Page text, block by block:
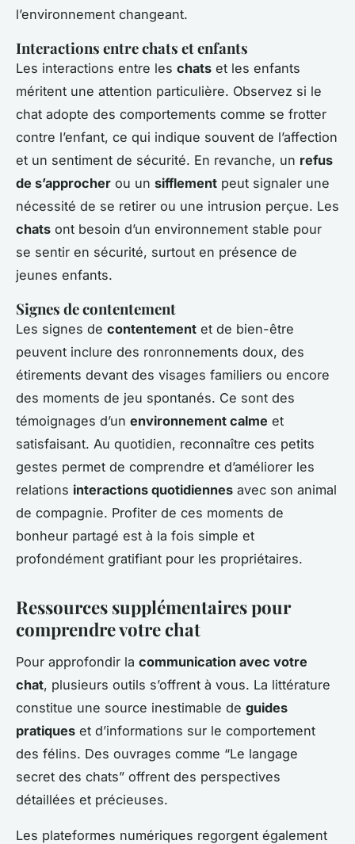
l’environnement changeant.
Interactions entre chats et enfants
Les interactions entre les chats et les enfants
méritent une attention particulière. Observez si le
chat adopte des comportements comme se frotter
contre l’enfant, ce qui indique souvent de l’affection
et un sentiment de sécurité. En revanche, un refus
de s’approcher ou un sifflement peut signaler une
nécessité de se retirer ou une intrusion perçue. Les
chats ont besoin d’un environnement stable pour
se sentir en sécurité, surtout en présence de
jeunes enfants.
Signes de contentement
Les signes de contentement et de bien-être
peuvent inclure des ronronnements doux, des
étirements devant des visages familiers ou encore
des moments de jeu spontanés. Ce sont des
témoignages d’un environnement calme et
satisfaisant. Au quotidien, reconnaître ces petits
gestes permet de comprendre et d’améliorer les
relations interactions quotidiennes avec son animal
de compagnie. Profiter de ces moments de
bonheur partagé est à la fois simple et
profondément gratifiant pour les propriétaires.
Ressources supplémentaires pour
comprendre votre chat
Pour approfondir la communication avec votre
chat, plusieurs outils s’offrent à vous. La littérature
constitue une source inestimable de guides
pratiques et d’informations sur le comportement
des félins. Des ouvrages comme “Le langage
secret des chats” offrent des perspectives
détaillées et précieuses.
Les plateformes numériques regorgent également